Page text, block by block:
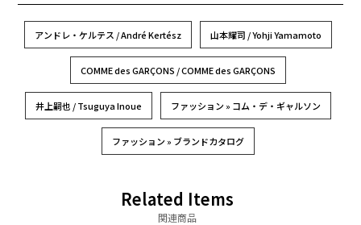
アンドレ・ケルテス / André Kertész 山本耀司 / Yohji Yamamoto
COMME des GARÇONS / COMME des GARÇONS
井上嗣也 / Tsuguya Inoue ファッション » コム・デ・ギャルソン
ファッション » ブランドカタログ
Related Items
関連商品